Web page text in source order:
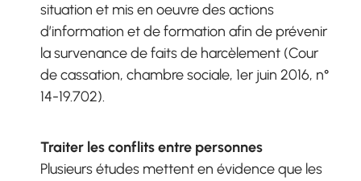
situation et mis en oeuvre des actions
d’information et de formation afin de prévenir
la survenance de faits de harcèlement (Cour
de cassation, chambre sociale, 1er juin 2016, n°
14-19.702).
Traiter les conflits entre personnes
Plusieurs études mettent en évidence que les